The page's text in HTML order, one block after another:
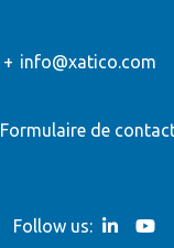
info@xatico.com
Formulaire de
Follow us: